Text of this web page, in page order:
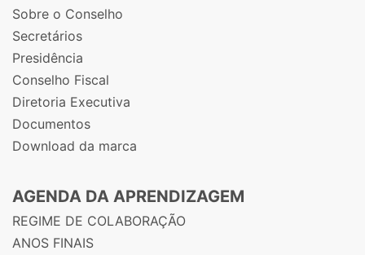
Sobre o Conselho
Secretários
Presidência
Conselho Fiscal
Diretoria Executiva
Documentos
Download da marca
AGENDA DA APRENDIZAGEM
REGIME DE COLABORAÇÃO
ANOS FINAIS